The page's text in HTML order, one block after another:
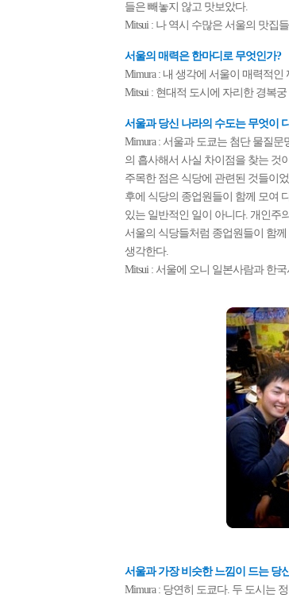
들은 빼놓지 않고 맛보았다.
Mitsui : 나 역시 수많은 서울의 맛집
서울의 매력은 한마디로 무엇인가?
Mimura : 내 생각에 서울이 매력적
Mitsui : 현대적 도시에 자리한 경복
서울과 당신 나라의 수도는 무엇이
Mimura : 서울과 도쿄는 첨단 물질
의 흡사해서 사실 차이점을 찾는 것
주목한 점은 식당에 관련된 것들이
후에 식당의 종업원들이 함께 모여
있는 일반적인 일이 아니다. 개인주
서울의 식당들처럼 종업원들이 함
생각한다.
Mitsui : 서울에 오니 일본사람과 한
서울과 가장 비슷한 느낌이 드는 당
Mimura : 당연히 도쿄다. 두 도시는